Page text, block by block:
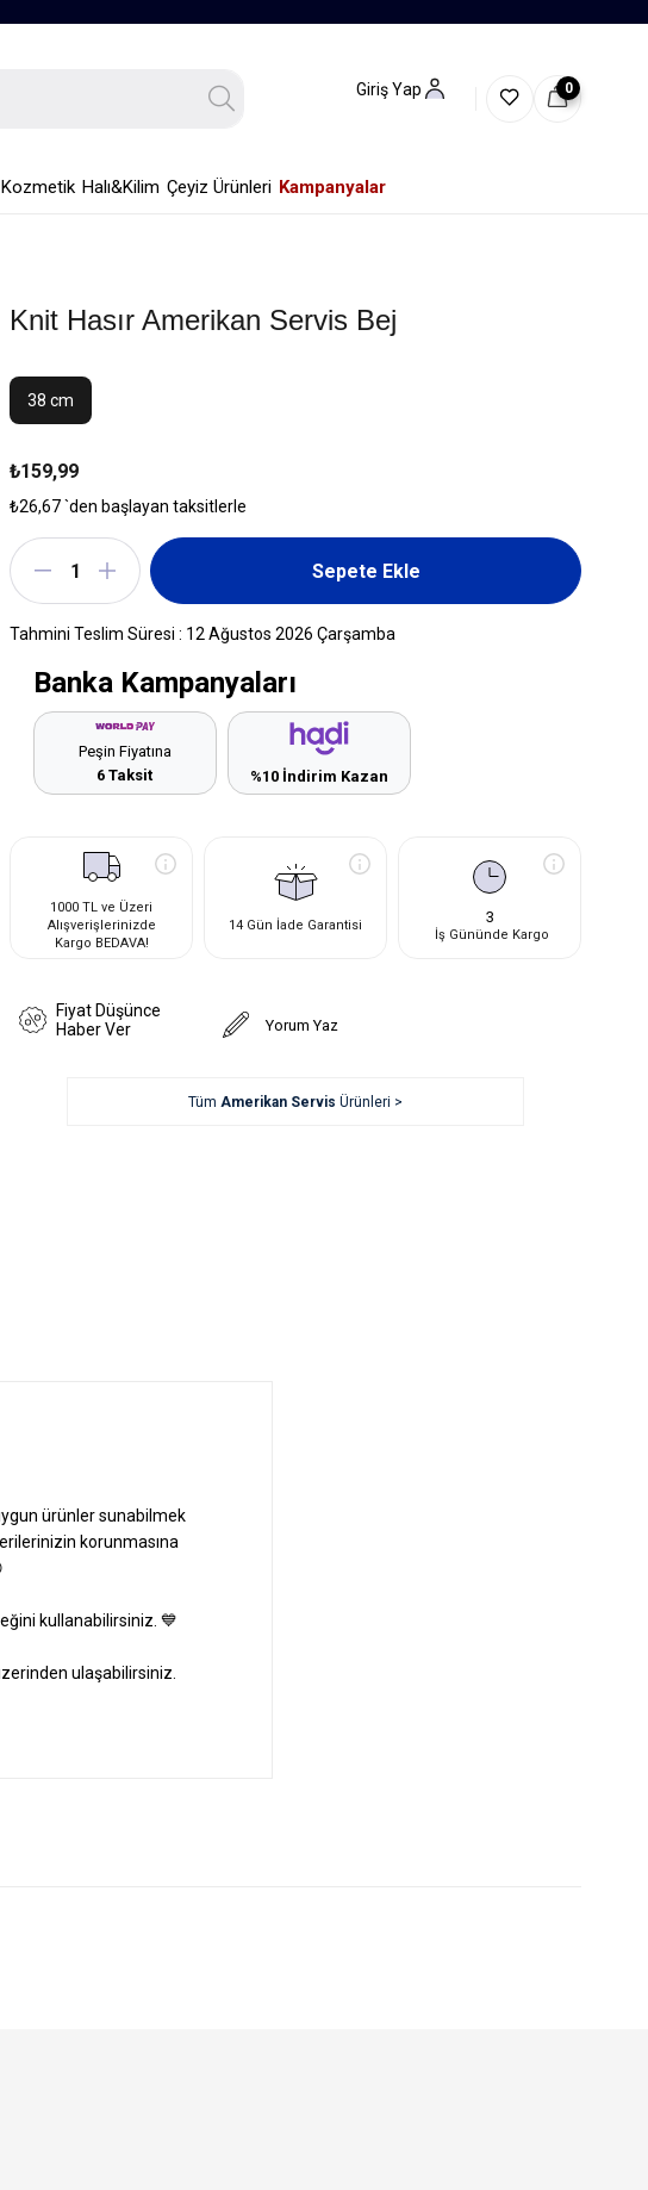
Giriş Yap 0
Kozmetik Halı&Kilim Çeyiz Ürünleri Kampanyalar
Knit Hasır Amerikan Servis Bej
38 cm
₺159,99
₺26,67`den başlayan taksitlerle
Tahmini Teslim Süresi : 12 Ağustos 2026 Çarşamba
Banka Kampanyaları
Peşin Fiyatına
6 Taksit
%10 İndirim Kazan
1000 TL ve Üzeri
Alışverişlerinizde
Kargo BEDAVA!
14 Gün İade Garantisi 3
İş Gününde Kargo
Fiyat Düşünce
Haber Ver
Yorum Yaz
Tüm Amerikan Servis Ürünleri >